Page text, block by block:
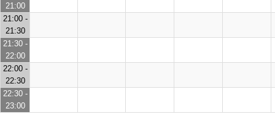
21:00
21:00 -
21:30
21:30 -
22:00
22:00 -
22:30
22:30 -
23:00